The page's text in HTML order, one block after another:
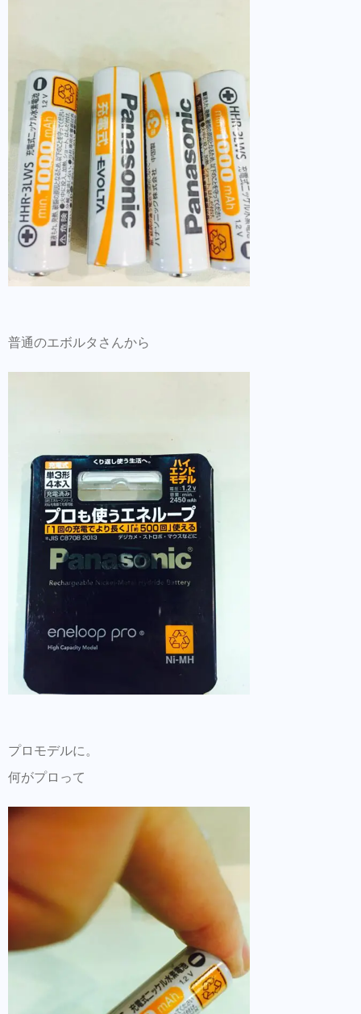
普通のエボルタさんから
プロモデルに。
何がプロって